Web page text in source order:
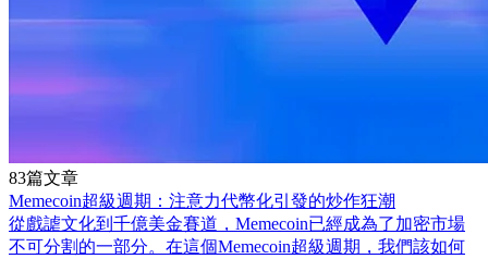
83篇文章
Memecoin超級週期：注意力代幣化引發的炒作狂潮
從戲謔文化到千億美金賽道，Memecoin已經成為了加密市場
不可分割的一部分。在這個Memecoin超級週期，我們該如何